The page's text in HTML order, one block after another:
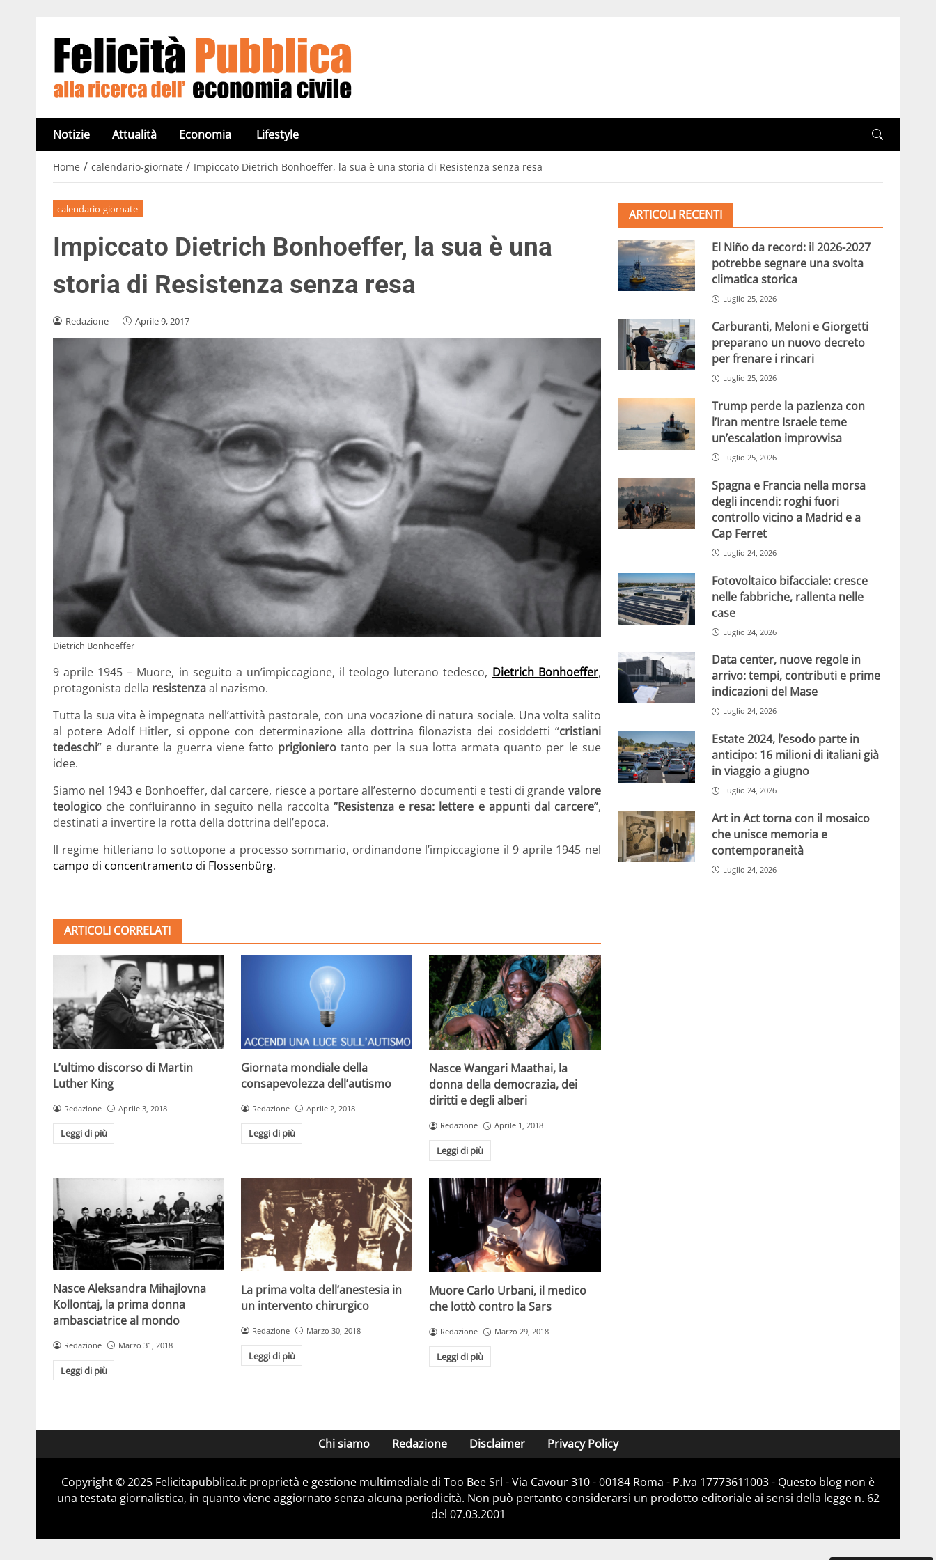
Notizie Attualità Economia Lifestyle
Home / calendario-giornate / Impiccato Dietrich Bonhoeffer, la sua è una storia di Resistenza senza resa
calendario-giornate
Impiccato Dietrich Bonhoeffer, la sua è una
storia di Resistenza senza resa
Redazione - Aprile 9, 2017
Dietrich Bonhoeffer
9 aprile 1945 – Muore, in seguito a un’impiccagione, il teologo luterano tedesco, Dietrich Bonhoeffer,
protagonista della resistenzaal nazismo.
Tutta la sua vita è impegnata nell’attività pastorale, con una vocazione di natura sociale. Una volta salito
al potere Adolf Hitler, si oppone con determinazione alla dottrina filonazista dei cosiddetti “cristiani
tedeschi” e durante la guerra viene fatto prigioniero tanto per la sua lotta armata quanto per le sue
idee.
Siamo nel 1943 e Bonhoeffer, dal carcere, riesce a portare all’esterno documenti e testi di grande valore
teologico che confluiranno in seguito nella raccolta “Resistenza e resa: lettere e appunti dal carcere”,
destinati a invertire la rotta della dottrina dell’epoca.
Il regime hitleriano lo sottopone a processo sommario, ordinandone l’impiccagione il 9 aprile 1945 nel
campo di concentramento di Flossenbürg.
ARTICOLI CORRELATI
L’ultimo discorso di Martin
Luther King
Redazione Aprile 3, 2018
Leggi di più
Giornata mondiale della
consapevolezza dell’autismo
Redazione Aprile 2, 2018
Leggi di più
Nasce Wangari Maathai, la
donna della democrazia, dei
diritti e degli alberi
Redazione Aprile 1, 2018
Leggi di più
Nasce Aleksandra Mihajlovna
Kollontaj, la prima donna
ambasciatrice al mondo
Redazione Marzo 31, 2018
Leggi di più
La prima volta dell’anestesia in
un intervento chirurgico
Redazione Marzo 30, 2018
Leggi di più
Muore Carlo Urbani, il medico
che lottò contro la Sars
Redazione Marzo 29, 2018
Leggi di più
ARTICOLI RECENTI
El Niño da record: il 2026-2027
potrebbe segnare una svolta
climatica storica
Luglio 25, 2026
Carburanti, Meloni e Giorgetti
preparano un nuovo decreto
per frenare i rincari
Luglio 25, 2026
Trump perde la pazienza con
l’Iran mentre Israele teme
un’escalation improvvisa
Luglio 25, 2026
Spagna e Francia nella morsa
degli incendi: roghi fuori
controllo vicino a Madrid e a
Cap Ferret
Luglio 24, 2026
Fotovoltaico bifacciale: cresce
nelle fabbriche, rallenta nelle
case
Luglio 24, 2026
Data center, nuove regole in
arrivo: tempi, contributi e prime
indicazioni del Mase
Luglio 24, 2026
Estate 2024, l’esodo parte in
anticipo: 16 milioni di italiani già
in viaggio a giugno
Luglio 24, 2026
Art in Act torna con il mosaico
che unisce memoria e
contemporaneità
Luglio 24, 2026
Chi siamo Redazione Disclaimer Privacy Policy
Copyright © 2025 Felicitapubblica.it proprietà e gestione multimediale di Too Bee Srl - Via Cavour 310 - 00184 Roma - P.Iva 17773611003 - Questo blog non è
una testata giornalistica, in quanto viene aggiornato senza alcuna periodicità. Non può pertanto considerarsi un prodotto editoriale ai sensi della legge n. 62
del 07.03.2001